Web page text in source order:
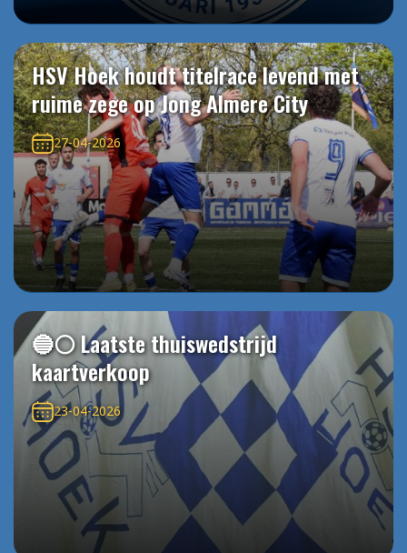
HSV Hoek houdt titelrace levend met
ruime zege op Jong Almere City
27-04-2026
🔵⚪️ Laatste thuiswedstrijd
kaartverkoop
23-04-2026